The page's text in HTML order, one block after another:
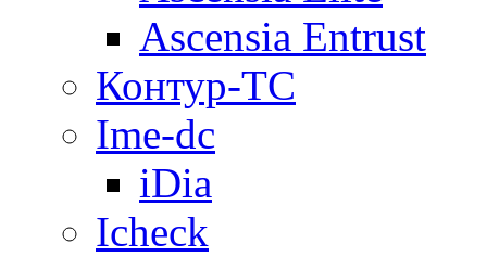
Ascensia Entrust
Контур-ТС
Ime-dc
iDia
Icheck